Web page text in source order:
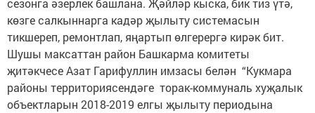
сезонга әзерлек башлана. Җәйләр кыска, бик тиз үтә,
көзге салкыннарга кадәр җылыту системасын
тикшереп, ремонтлап, яңартып өлгерергә кирәк бит.
Шушы максаттан район Башкарма комитеты
җитәкчесе Азат Гарифуллин имзасы белән “Кукмара
районы территориясендәге торак-коммуналь хуҗалык
объектларын 2018-2019 елгы җылыту периодына